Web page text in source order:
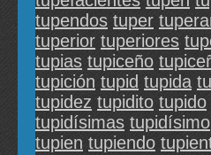
tupendos tuper
tuperior tuperiores
tupias tupiceño
tupición tupid tupida
tupidez tupidito tupido
tupidísimas tupidísimo
tupien tupiendo